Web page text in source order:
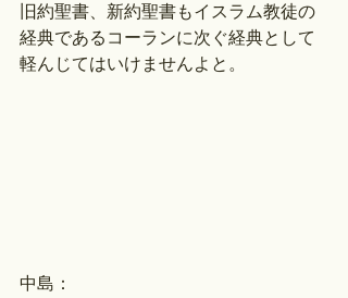
旧約聖書、新約聖書もイスラム教徒の
経典であるコーランに次ぐ経典として
軽んじてはいけませんよと。
中島：